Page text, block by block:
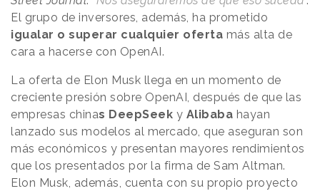
El grupo de inversores, además, ha prometido
igualar o superar cualquier oferta más alta de
cara a hacerse con OpenAI.
La oferta de Elon Musk llega en un momento de
creciente presión sobre OpenAI, después de que las
empresas chinas DeepSeek y Alibaba hayan
lanzado sus modelos al mercado, que aseguran son
más económicos y presentan mayores rendimientos
que los presentados por la firma de Sam Altman.
Elon Musk, además, cuenta con su propio proyecto